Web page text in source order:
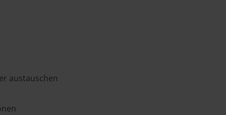
austauschen